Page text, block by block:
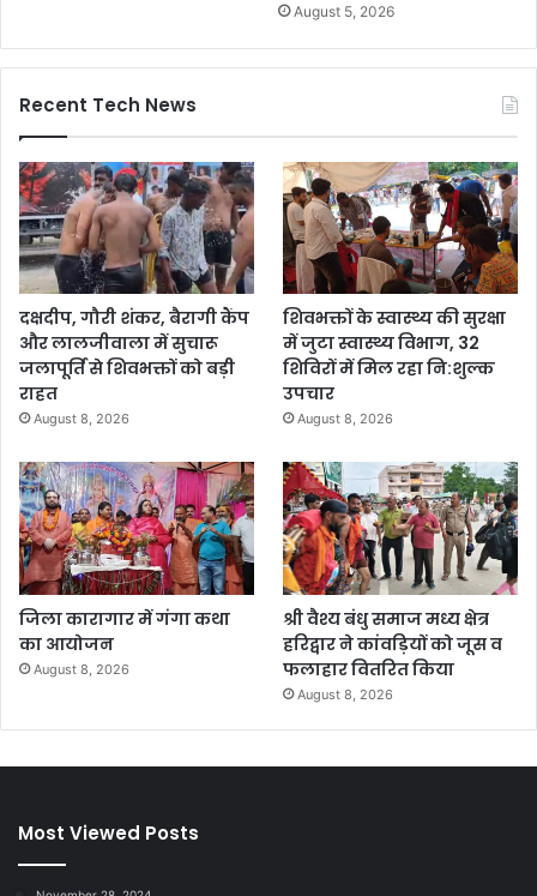
August 5, 2026
Recent Tech News
दक्षदीप, गौरी शंकर, बैरागी कैंप
और लालजीवाला में सुचारू
जलापूर्ति से शिवभक्तों को बड़ी
राहत
August 8, 2026
शिवभक्तों के स्वास्थ्य की सुरक्षा
में जुटा स्वास्थ्य विभाग, 32
शिविरों में मिल रहा नि:शुल्क
उपचार
August 8, 2026
जिला कारागार में गंगा कथा
का आयोजन
August 8, 2026
श्री वैश्य बंधु समाज मध्य क्षेत्र
हरिद्वार ने कांवड़ियों को जूस व
फलाहार वितरित किया
August 8, 2026
Most Viewed Posts